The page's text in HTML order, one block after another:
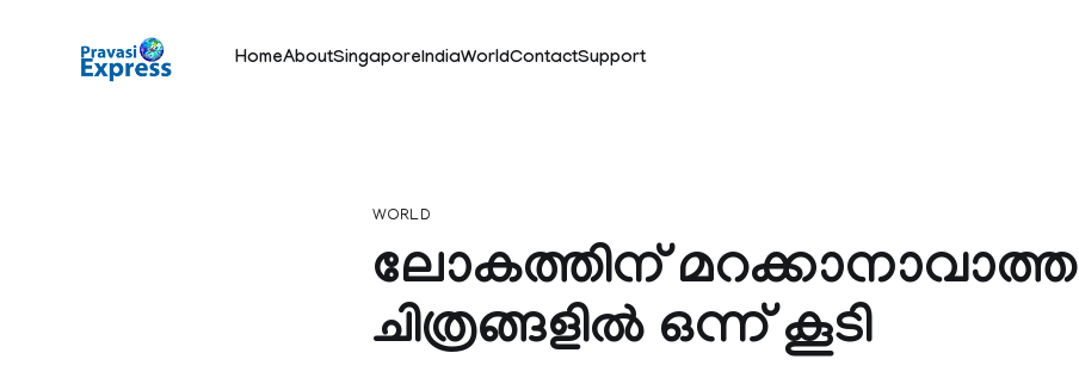
HomeAboutSingaporeIndiaWorldContactSupport
WORLD
ലോകത്തിന് മറക്കാനാവാത്ത
ചിത്രങ്ങളില്‍ ഒന്ന് കൂടി